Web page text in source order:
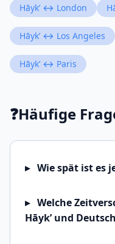
Hāyk’ ↔ London
Hāyk’ ↔ Los Angeles
Hāyk’ ↔ Paris
❓Häufige
Wie spät ist es
Welche
Hāyk’ und